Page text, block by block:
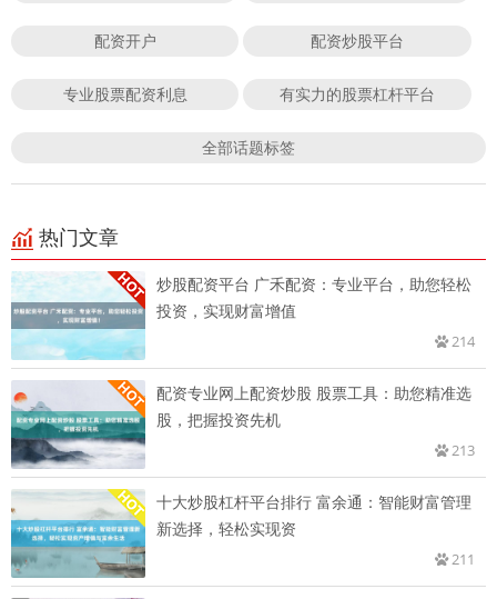
配资开户 配资炒股平台
专业股票配资利息 有实力的股票杠杆平台
全部话题标签
热门文章
炒股配资平台 广禾配资：专业平台，助您轻松
投资，实现财富增值
214
配资专业网上配资炒股 股票工具：助您精准选
股，把握投资先机
213
十大炒股杠杆平台排行 富余通：智能财富管理
新选择，轻松实现资
211